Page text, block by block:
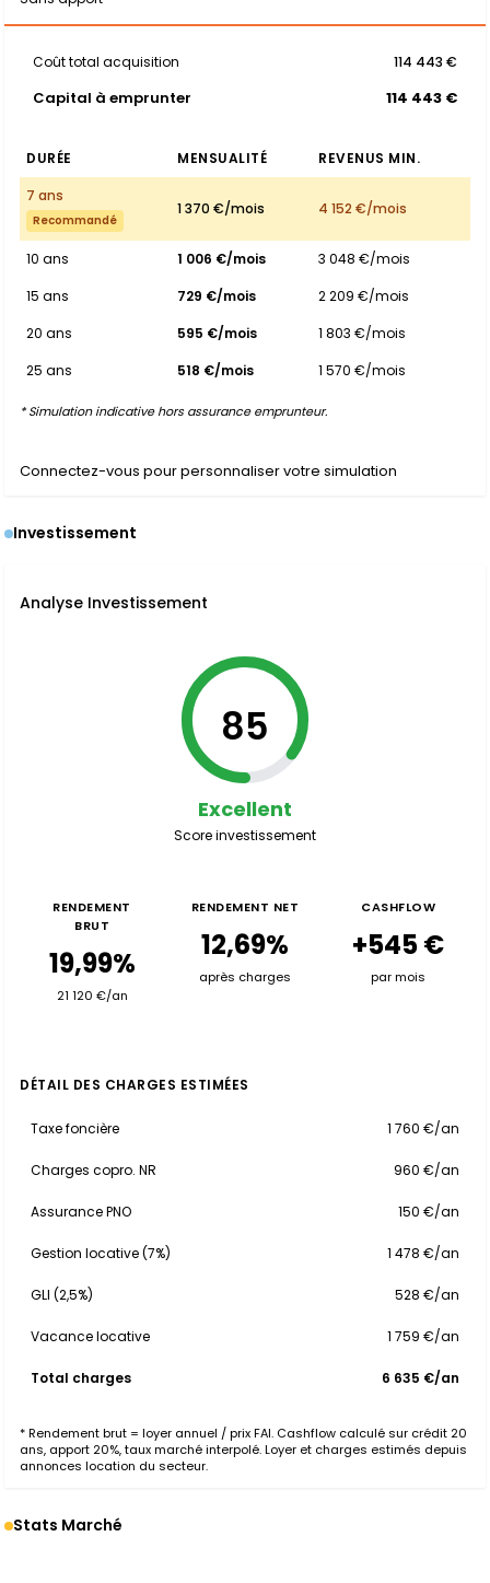
Coût total acquisition 114 443 €
Capital à emprunter 114 443 €
DURÉE MENSUALITÉ
REVENUS MIN.
7 ans
Recommandé
1 370 €/mois 4 152 €/mois
10 ans 1 006 €/mois
3 048 €/mois
15 ans
729 €/mois
2 209 €/mois
20 ans
595 €/mois
1 803 €/mois
25 ans
518 €/mois 1 570 €/mois
* Simulation indicative hors assurance emprunteur.
Connectez-vous pour personnaliser votre simulation
Investissement
Analyse Investissement
85
Excellent
Score investissement
RENDEMENT
BRUT
19,99%
21 120 €/an
RENDEMENT NET
12,69%
après charges
CASHFLOW
+545 €
par mois
DÉTAIL DES CHARGES ESTIMÉES
Taxe foncière 1 760 €/an
Charges copro. NR 960 €/an
Assurance PNO 150 €/an
Gestion locative (7%) 1 478 €/an
GLI (2,5%) 528 €/an
Vacance locative 1 759 €/an
Total charges 6 635 €/an
* Rendement brut = loyer annuel / prix FAI. Cashflow calculé sur crédit 20
ans, apport 20%, taux marché interpolé. Loyer et charges estimés depuis
annonces location du secteur.
Stats Marché